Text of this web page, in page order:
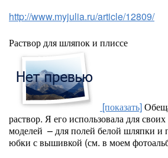
http://www.myjulia.ru/article/12809/
Раствор для шляпок и плиссе
[показать]
раствор. Я его использовала для
моделей – для полей белой шляпки и
юбки с вышивкой (см. в моем